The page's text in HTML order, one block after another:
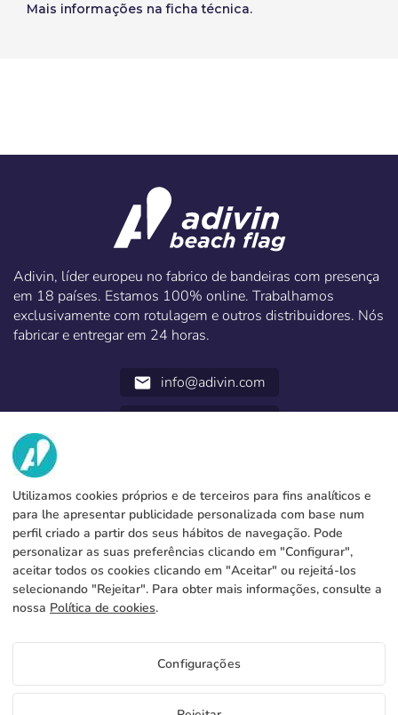
Mais informações na ficha técnica.
Adivin, líder europeu no fabrico de bandeiras com presença
em 18 países. Estamos 100% online. Trabalhamos
exclusivamente com rotulagem e outros distribuidores. Nós
fabricar e entregar em 24 horas.
email info@adivin.com
NÓS
Fábrica
Contacto
Blog
SERVICIOS
Métodos de pagamento
Produção e expedição
FAQs
INFORMAÇÃO LEGAL
Aviso legal
Termos e condições gerais
Política de cookies
Política de privacidade
PT
Utilizamos cookies próprios e de terceiros para fins analíticos e
para lhe apresentar publicidade personalizada com base num
perfil criado a partir dos seus hábitos de navegação. Pode
personalizar as suas preferências clicando em "Configurar",
aceitar todos os cookies clicando em "Aceitar" ou rejeitá-los
selecionando "Rejeitar". Para obter mais informações, consulte a
nossa Política de cookies.
Configurações